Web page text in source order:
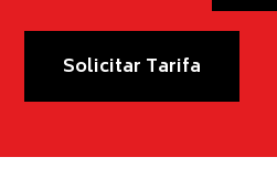
Solicitar Tarifa